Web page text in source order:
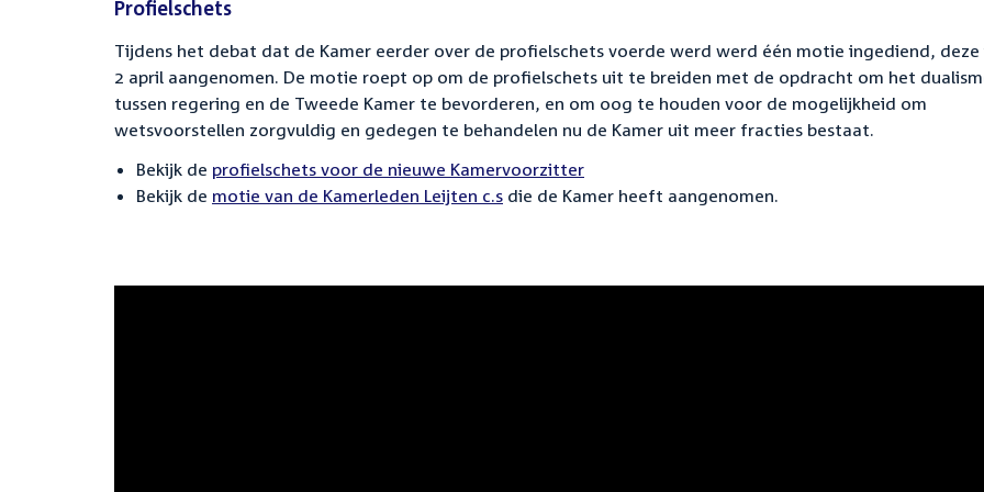
Profielschets
Tijdens het debat dat de Kamer eerder over de profielschets voerde werd werd één motie ingediend, deze
2 april aangenomen. De motie roept op om de profielschets uit te breiden met de opdracht om het
tussen regering en de Tweede Kamer te bevorderen, en om oog te houden voor de mogelijkheid om
wetsvoorstellen zorgvuldig en gedegen te behandelen nu de Kamer uit meer fracties bestaat.
Bekijk de profielschets voor de nieuwe Kamervoorzitter
Bekijk de motie van de Kamerleden Leijten c.s die de Kamer heeft aangenomen.